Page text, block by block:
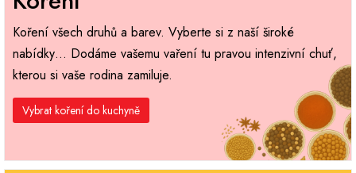
Koření všech druhů a barev. Vyberte si z naší široké
nabídky… Dodáme vašemu vaření tu pravou intenzivní chuť,
kterou si vaše rodina zamiluje.
Vybrat koření do kuchyně